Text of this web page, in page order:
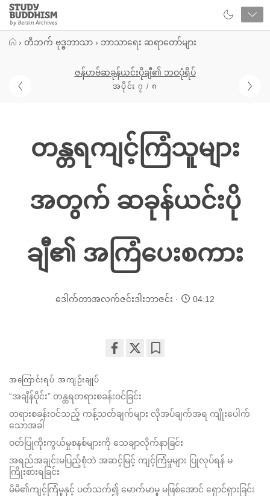
Close
Study
Buddhism
Home
› တိဘက် ဗုဒ္ဓဘာသာ › ဘာသာရေး ဆရာတော်များ
ဇန်ဟဗ်ဆခုန်ယင်းပိုချီ၏ ဘဝပုံရိပ်
အပိုင်း ၇ / ၈
တန္တရကျင့်ကြံသူများ
အတွက် ဆခုန်ယင်းပို
ချီ၏ အကြံပေးစကား
ဒေါက်တာအလက်ဇင်းဒါးဘာဇင်း 04:12
facebook
အကြောင်းရပ် အကျဉ်းချုပ်
“အချိန်ပိုင်း” တန္တရတရားစခန်းဝင်ခြင်း
တရားစခန်းဝင်သည့် ကန့်သတ်ချက်များ လိုအပ်ချက်အရ ကျိုးပေါက်
သောအခါ
ဝတ်ပြုကိုးကွယ်မှုစနစ်များကို သေချာလိုက်နာခြင်း
အရည်အချင်းမပြည့်စုံဘဲ အဆင့်မြင့် ကျင့်ကြံမှုများ ပြုလုပ်ရန် မ
ကြိုးစားရခြင်း
မိမိ၏ကျင့်ကြံမှုနှင့် ပတ်သက်၍ မောက်မာမှု မဖြစ်အောင် ရှောင်ရှားခြင်း